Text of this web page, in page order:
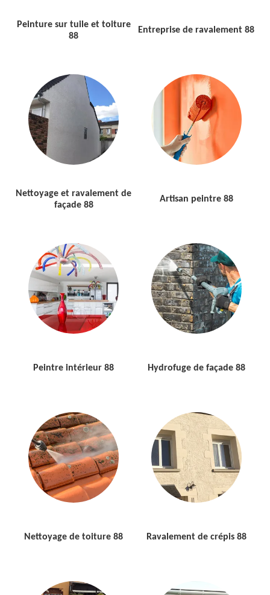
Peinture sur tuile et toiture
88
Entreprise de ravalement 88
Nettoyage et ravalement de
façade 88
Artisan peintre 88
Peintre intérieur 88 Hydrofuge de façade 88
Nettoyage de toiture 88 Ravalement de crépis 88